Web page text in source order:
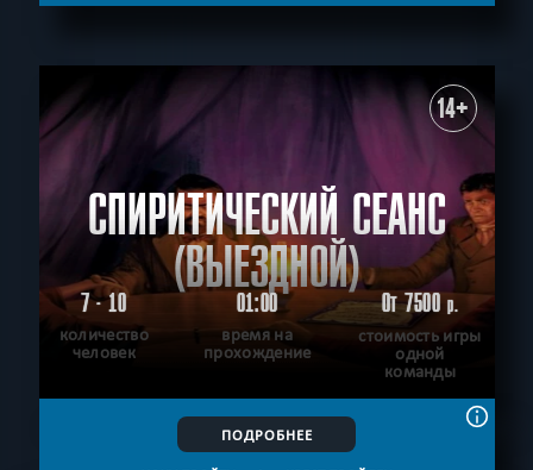
14+
СПИРИТИЧЕСКИЙ СЕАНС
(ВЫЕЗДНОЙ)
7 - 10
количество
человек
01:00
время на
прохождение
От 7500р.
стоимость игры
одной
команды
ПОДРОБНЕЕ